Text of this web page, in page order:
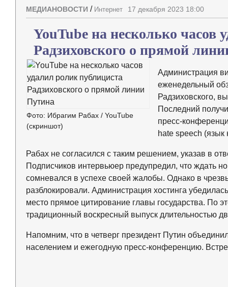
МЕДИАНОВОСТИ / Интернет 17 декабря 2023 18:00
YouTube на несколько часов
Радзиховского о прямой
Фото: Ибрагим Рабах / YouTube
(скриншот)
Администрация
еженедельный
Радзиховского,
Последний
пресс-
hate speech (язык
Рабах не согласился с таким решением, указав в
Подписчиков интервьюер предупредил, что ждать
сомневался в успехе своей жалобы. Однако в
разблокировали. Администрация хостинга
место прямое цитирование главы государства. По
традиционный воскресный выпуск длительностью
Напомним, что в четверг президент Путин
населением и ежегодную пресс-конференцию.